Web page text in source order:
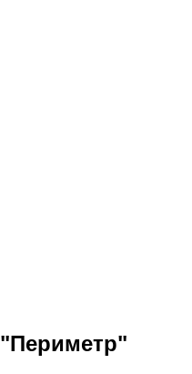
"Периметр"